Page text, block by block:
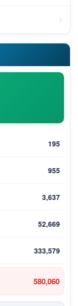
195
955
3,637
52,669
333,579
580,060